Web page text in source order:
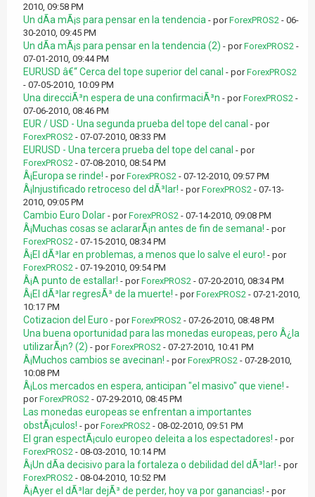
2010, 09:58 PM
Un dÃ­a mÃ¡s para pensar en la tendencia - porForexPROS2 - 06-
30-2010, 09:45 PM
Un dÃ­a mÃ¡s para pensar en la tendencia (2) - porForexPROS2 -
07-01-2010, 09:44 PM
EURUSD â€“ Cerca del tope superior del canal - porForexPROS2
- 07-05-2010, 10:09 PM
Una direcciÃ³n espera de una confirmaciÃ³n - porForexPROS2 -
07-06-2010, 08:46 PM
EUR / USD - Una segunda prueba del tope del canal - por
ForexPROS2 - 07-07-2010, 08:33 PM
EURUSD - Una tercera prueba del tope del canal - por
ForexPROS2 - 07-08-2010, 08:54 PM
Â¡Europa se rinde! - porForexPROS2 - 07-12-2010, 09:57 PM
Â¡Injustificado retroceso del dÃ³lar! - porForexPROS2 - 07-13-
2010, 09:05 PM
Cambio Euro Dolar - porForexPROS2 - 07-14-2010, 09:08 PM
Â¡Muchas cosas se aclararÃ¡n antes de fin de semana! - por
ForexPROS2 - 07-15-2010, 08:34 PM
Â¡El dÃ³lar en problemas, a menos que lo salve el euro! - por
ForexPROS2 - 07-19-2010, 09:54 PM
Â¡A punto de estallar! - porForexPROS2 - 07-20-2010, 08:34 PM
Â¡El dÃ³lar regresÃ³ de la muerte! - porForexPROS2 - 07-21-2010,
10:17 PM
Cotizacion del Euro - porForexPROS2 - 07-26-2010, 08:48 PM
Una buena oportunidad para las monedas europeas, pero Â¿la
utilizarÃ¡n? (2) - porForexPROS2 - 07-27-2010, 10:41 PM
Â¡Muchos cambios se avecinan! - porForexPROS2 - 07-28-2010,
10:08 PM
Â¡Los mercados en espera, anticipan "el masivo" que viene! -
porForexPROS2 - 07-29-2010, 08:45 PM
Las monedas europeas se enfrentan a importantes
obstÃ¡culos! - porForexPROS2 - 08-02-2010, 09:51 PM
El gran espectÃ¡culo europeo deleita a los espectadores! - por
ForexPROS2 - 08-03-2010, 10:14 PM
Â¡Un dÃ­a decisivo para la fortaleza o debilidad del dÃ³lar! - por
ForexPROS2 - 08-04-2010, 10:52 PM
Â¡Ayer el dÃ³lar dejÃ³ de perder, hoy va por ganancias! - por